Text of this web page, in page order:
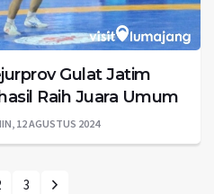
Gulat Jatim
Raih Juara Umum
12 AGUSTUS 2024
3